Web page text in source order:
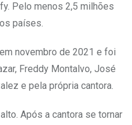
Pelo menos 2,5 milhões
países.
novembro de 2021 e foi
Freddy Montalvo, José
e pela própria cantora.
Após a cantora se tornar